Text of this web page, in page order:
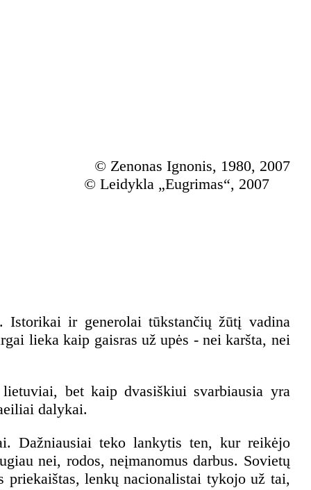
© Zenonas Ignonis, 1980, 2007
© Leidykla „Eugrimas“, 2007
ir generolai tūkstančių žūtį vadina
lieka kaip gaisras už upės - nei karšta, nei
bet kaip dvasiškiui svarbiausia yra
dalykai.
Dažniausiai teko lankytis ten, kur reikėjo
nei, rodos, neįmanomus darbus. Sovietų
priekaištas, lenkų nacionalistai tykojo už tai,